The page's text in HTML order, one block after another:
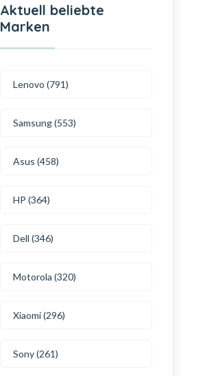
Aktuell beliebte
Marken
Lenovo (791)
Samsung (553)
Asus (458)
HP (364)
Dell (346)
Motorola (320)
Xiaomi (296)
Sony (261)